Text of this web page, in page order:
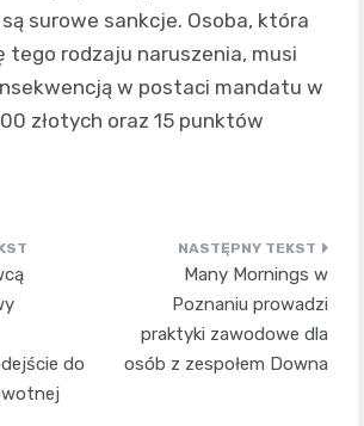
surowe sankcje. Osoba, która
tego rodzaju naruszenia, musi
w postaci mandatu w
złotych oraz 15 punktów
do
Many Mornings w
Poznaniu prowadzi
praktyki zawodowe dla
osób z zespołem Downa